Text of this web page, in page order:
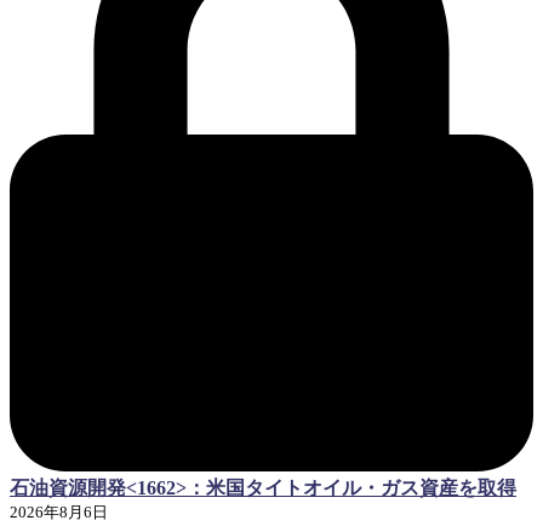
石油資源開発<1662>：米国タイトオイル・ガス資産を取得
2026年8月6日